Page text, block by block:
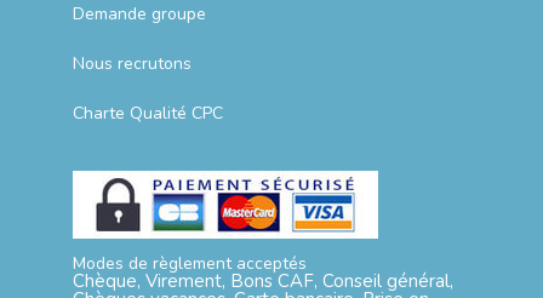
Demande groupe
Nous recrutons
Charte Qualité CPC
Modes de règlement acceptés
Chèque, Virement, Bons CAF, Conseil général,